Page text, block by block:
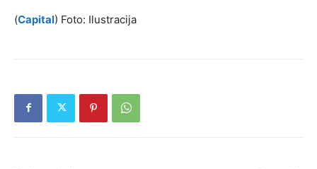
(Capital) Foto: Ilustracija